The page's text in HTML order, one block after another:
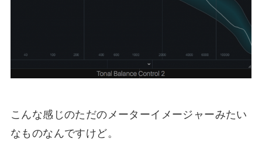
こんな感じのただのメーターイメージャーみたい
なものなんですけど。